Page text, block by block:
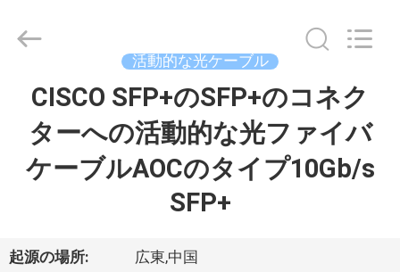
supplier.
Copyright
Shenzhen
Technology
Co.,Ltd..
Reserved.
活動的な光ケーブル
CISCO SFP+のSFP+のコネク
ターへの活動的な光ファイバ
ケーブルAOCのタイプ10Gb/s
SFP+
起源の場所: 広東,中国